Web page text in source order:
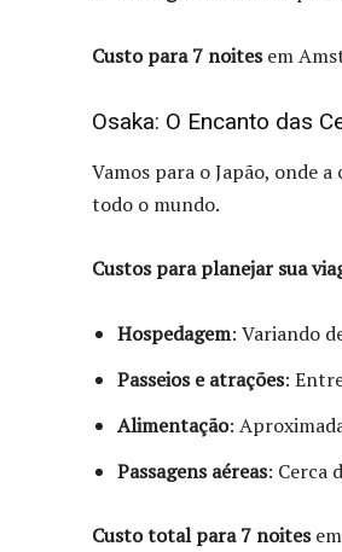
Custo para 7 noitesem
Osaka: O Encanto das
Vamos para o Japão, onde
todo o mundo.
Custos para planejar sua
Hospedagem: Variando
Passeios e atrações:
Alimentação:
Passagens aéreas: Cerca
Custo total para 7 noitesem